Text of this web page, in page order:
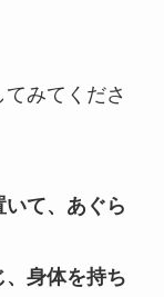
みてくださ
て、あぐら
、身体を持ち